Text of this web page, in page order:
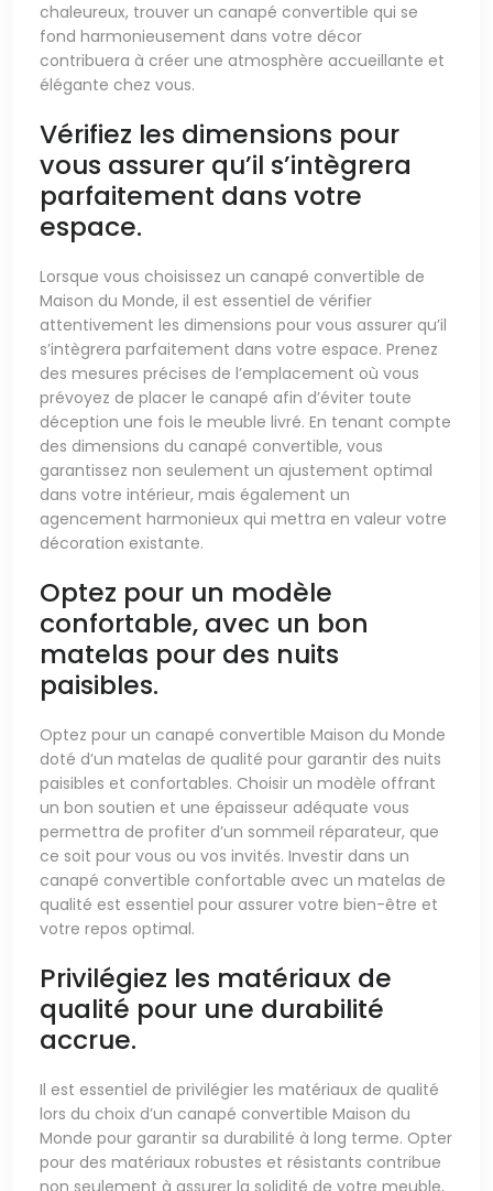
chaleureux, trouver un canapé convertible qui se
fond harmonieusement dans votre décor
contribuera à créer une atmosphère accueillante et
élégante chez vous.
Vérifiez les dimensions pour
vous assurer qu’il s’intègrera
parfaitement dans votre
espace.
Lorsque vous choisissez un canapé convertible de
Maison du Monde, il est essentiel de vérifier
attentivement les dimensions pour vous assurer qu’il
s’intègrera parfaitement dans votre espace. Prenez
des mesures précises de l’emplacement où vous
prévoyez de placer le canapé afin d’éviter toute
déception une fois le meuble livré. En tenant compte
des dimensions du canapé convertible, vous
garantissez non seulement un ajustement optimal
dans votre intérieur, mais également un
agencement harmonieux qui mettra en valeur votre
décoration existante.
Optez pour un modèle
confortable, avec un bon
matelas pour des nuits
paisibles.
Optez pour un canapé convertible Maison du Monde
doté d’un matelas de qualité pour garantir des nuits
paisibles et confortables. Choisir un modèle offrant
un bon soutien et une épaisseur adéquate vous
permettra de profiter d’un sommeil réparateur, que
ce soit pour vous ou vos invités. Investir dans un
canapé convertible confortable avec un matelas de
qualité est essentiel pour assurer votre bien-être et
votre repos optimal.
Privilégiez les matériaux de
qualité pour une durabilité
accrue.
Il est essentiel de privilégier les matériaux de qualité
lors du choix d’un canapé convertible Maison du
Monde pour garantir sa durabilité à long terme. Opter
pour des matériaux robustes et résistants contribue
non seulement à assurer la solidité de votre meuble,